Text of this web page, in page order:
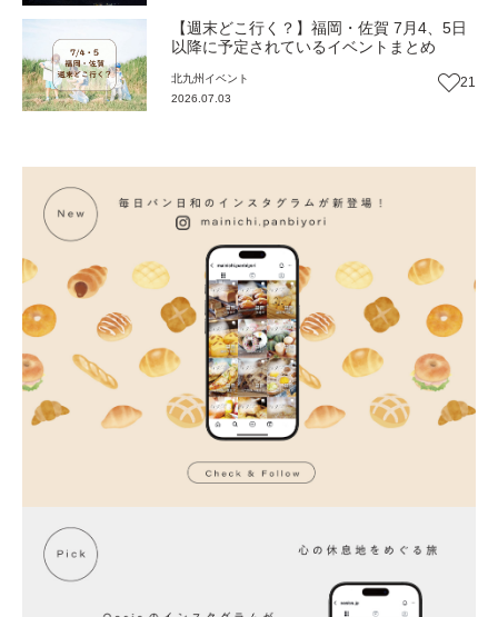
【週末どこ行く？】福岡・佐賀 7月4、5日
以降に予定されているイベントまとめ
北九州 イベント
2026.07.03
21